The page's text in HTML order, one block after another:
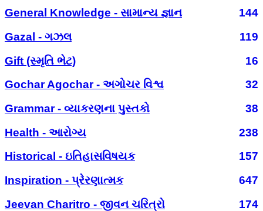
General Knowledge - સામાન્ય જ્ઞાન
144
Gazal - ગઝલ
119
Gift (સ્મૃતિ ભેટ)
16
Gochar Agochar - અગોચર વિશ્વ
32
Grammar - વ્યાકરણના પુસ્તકો
38
Health - આરોગ્ય
238
Historical - ઇતિહાસવિષયક
157
Inspiration - પ્રેરણાત્મક
647
Jeevan Charitro - જીવન ચરિત્રો
174